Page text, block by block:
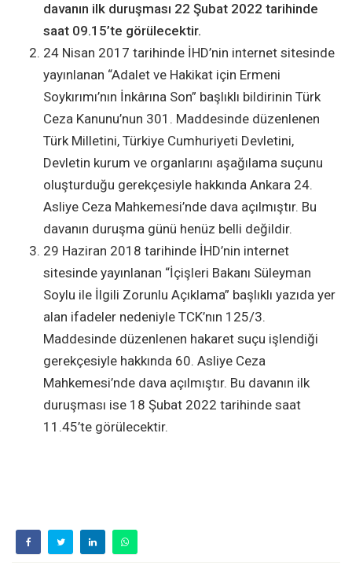
davanın ilk duruşması 22 Şubat 2022 tarihinde
saat 09.15’te görülecektir.
24 Nisan 2017 tarihinde İHD’nin internet sitesinde
yayınlanan “Adalet ve Hakikat için Ermeni
Soykırımı’nın İnkârına Son” başlıklı bildirinin Türk
Ceza Kanunu’nun 301. Maddesinde düzenlenen
Türk Milletini, Türkiye Cumhuriyeti Devletini,
Devletin kurum ve organlarını aşağılama suçunu
oluşturduğu gerekçesiyle hakkında Ankara 24.
Asliye Ceza Mahkemesi’nde dava açılmıştır. Bu
davanın duruşma günü henüz belli değildir.
29 Haziran 2018 tarihinde İHD’nin internet
sitesinde yayınlanan “İçişleri Bakanı Süleyman
Soylu ile İlgili Zorunlu Açıklama” başlıklı yazıda yer
alan ifadeler nedeniyle TCK’nın 125/3.
Maddesinde düzenlenen hakaret suçu işlendiği
gerekçesiyle hakkında 60. Asliye Ceza
Mahkemesi’nde dava açılmıştır. Bu davanın ilk
duruşması ise 18 Şubat 2022 tarihinde saat
11.45’te görülecektir.